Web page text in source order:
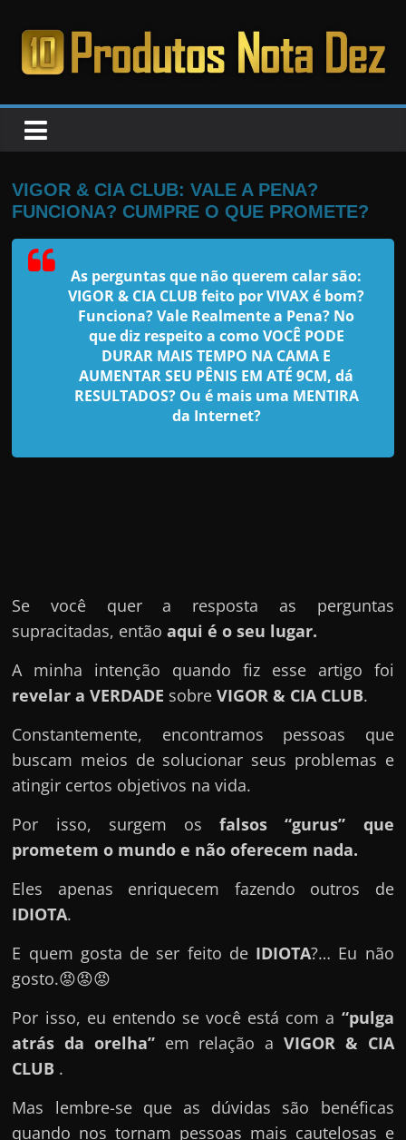
para
conteúdo
PRODUTOS
NOTA
DEZ
t
h
a
r
c
m
a
q
u
l
e
c
f
e
c
h
t
VIGOR & CIA CLUB: VALE A PENA?
FUNCIONA? CUMPRE O QUE PROMETE?
As perguntas que não querem calar são:
VIGOR & CIA CLUB feito por VIVAXé bom?
Funciona? Vale Realmente a Pena? No
que diz respeito a como VOCÊ PODE
DURAR MAIS TEMPO NA CAMA E
AUMENTAR SEU PÊNIS EM ATÉ 9CM, dá
RESULTADOS? Ou é mais uma MENTIRA
da Internet?
Se você quer a resposta as perguntas
supracitadas, então aqui é o seu lugar.
A minha intenção quando fiz esse artigo foi
revelar a VERDADE sobreVIGOR & CIA CLUB.
Constantemente, encontramos pessoas que
buscam meios de solucionar seus problemas e
atingir certos objetivos na vida.
Por isso, surgem osfalsos “gurus” que
prometem o mundo e não oferecem nada.
Eles apenas enriquecem fazendo outros de
IDIOTA.
E quem gosta de ser feito de IDIOTA?… Eu não
gosto.😡😡😡
Por isso, eu entendo se você está com a “pulga
atrás da orelha”em relação aVIGOR & CIA
CLUB .
Mas lembre-se que as dúvidas são benéficas
quando nos tornam pessoas mais cautelosas e